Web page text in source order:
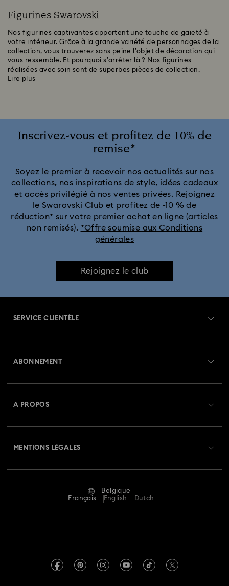
Figurines Swarovski
Nos figurines captivantes apportent une touche de gaieté à
votre intérieur. Grâce à la grande variété de personnages de la
collection, vous trouverez sans peine l’objet de décoration qui
vous ressemble. Et pourquoi s’arrêter là ? Nos figurines
réalisées avec soin sont de superbes pièces de collection.
Lire plus
Inscrivez-vous et profitez de 10% de
remise*
Soyez le premier à recevoir nos actualités sur nos
collections, nos inspirations de style, idées cadeaux
et accès privilégié à nos ventes privées. Rejoignez
le Swarovski Club et profitez de -10 % de
réduction* sur votre premier achat en ligne (articles
non remisés). *Offre soumise aux Conditions
générales
Rejoignez le club
SERVICE CLIENTÈLE
Retours et échanges
Statut de réparation
Réservez un rendez-vous
ABONNEMENT
A PROPOS
MENTIONS LÉGALES
Conditions Générales
Belgique
Français
English Dutch